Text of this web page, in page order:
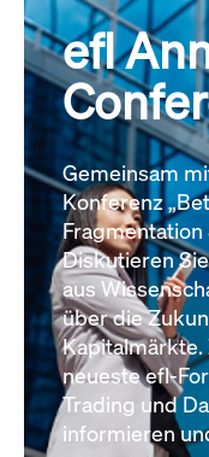
efl
Gemeinsam
Konferenz
Fragmentation
Diskutieren
aus
über die
neueste efl-
Trading und
informieren